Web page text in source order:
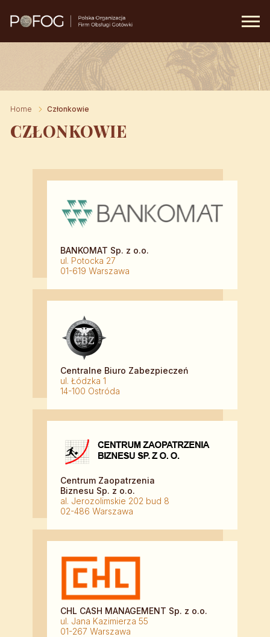
Home Członkowie
CZŁONKOWIE
BANKOMAT Sp. z o.o.
ul. Potocka 27
01-619 Warszawa
Centralne Biuro Zabezpieczeń
ul. Łódzka 1
14-100 Ostróda
Centrum Zaopatrzenia
Biznesu Sp. z o.o.
al. Jerozolimskie 202 bud 8
02-486 Warszawa
CHL CASH MANAGEMENT Sp. z o.o.
ul. Jana Kazimierza 55
01-267 Warszawa